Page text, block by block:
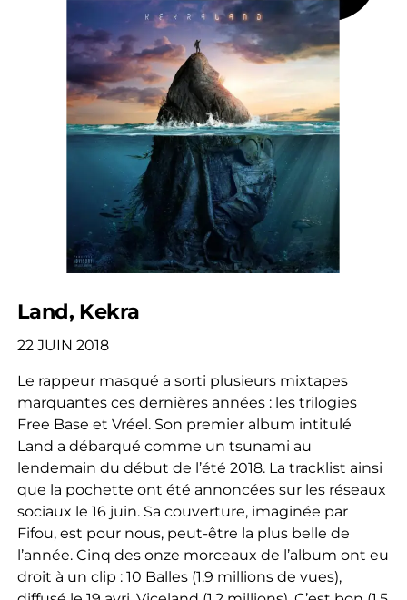
Land, Kekra
22 JUIN 2018
Le rappeur masqué a sorti plusieurs mixtapes
marquantes ces dernières années : les trilogies
Free Base et Vréel. Son premier album intitulé
Land a débarqué comme un tsunami au
lendemain du début de l’été 2018. La tracklist ainsi
que la pochette ont été annoncées sur les réseaux
sociaux le 16 juin. Sa couverture, imaginée par
Fifou, est pour nous, peut-être la plus belle de
l’année. Cinq des onze morceaux de l’album ont eu
droit à un clip : 10 Balles (1.9 millions de vues),